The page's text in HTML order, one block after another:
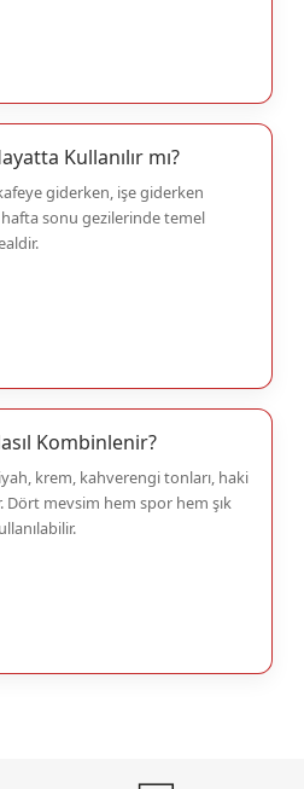
Kullanılır mı?
giderken, işe giderken
sonu gezilerinde temel
Kombinlenir?
krem, kahverengi tonları, haki
Dört mevsim hem spor hem şık